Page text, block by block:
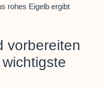
rohes Eigelb ergibt
vorbereiten